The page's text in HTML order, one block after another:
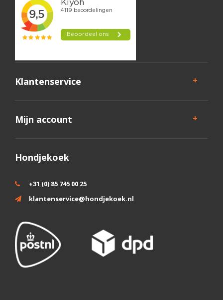
Klantenservice
Mijn account
Hondjekoek
+31 (0) 85 745 00 25
klantenservice@hondjekoek.nl